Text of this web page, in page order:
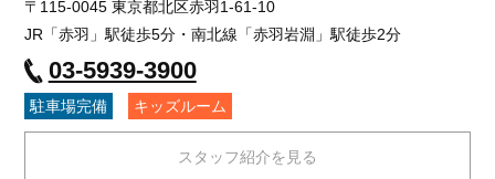
〒115-0045 東京都北区赤羽1-61-10
JR「赤羽」駅徒歩5分・南北線「赤羽岩淵」駅徒歩2分
03-5939-3900
駐車場完備 キッズルーム
スタッフ紹介を見る